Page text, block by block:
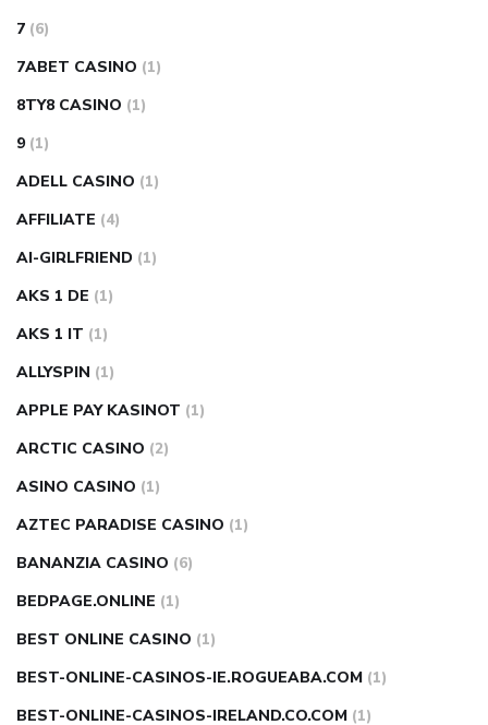
7 (6)
7ABET CASINO (1)
8TY8 CASINO (1)
9 (1)
ADELL CASINO (1)
AFFILIATE (4)
AI-GIRLFRIEND (1)
AKS 1 DE (1)
AKS 1 IT (1)
ALLYSPIN (1)
APPLE PAY KASINOT (1)
ARCTIC CASINO (2)
ASINO CASINO (1)
AZTEC PARADISE CASINO (1)
BANANZIA CASINO (6)
BEDPAGE.ONLINE (1)
BEST ONLINE CASINO (1)
BEST-ONLINE-CASINOS-IE.ROGUEABA.COM (1)
BEST-ONLINE-CASINOS-IRELAND.CO.COM (1)